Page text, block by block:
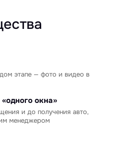
этапе — фото и видео в
окна»
и до получения авто,
менеджером